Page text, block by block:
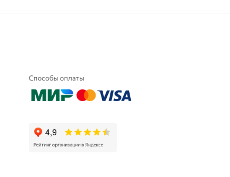
Способы оплаты